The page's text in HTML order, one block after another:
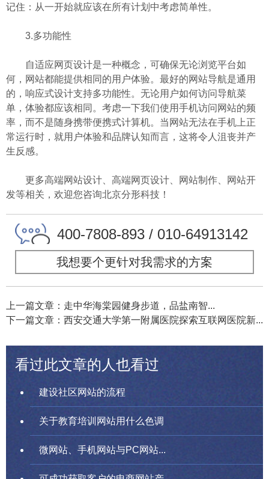
记住：从一开始就应该在所有计划中考虑简单性。
3.多功能性
自适应网页设计是一种概念，可确保无论浏览平台如
何，网站都能提供相同的用户体验。最好的网站导航是通用
的，响应式设计支持多功能性。无论用户如何访问导航菜
单，体验都应该相同。考虑一下我们使用手机访问网站的频
率，而不是随身携带便携式计算机。当网站无法在手机上正
常运行时，就用户体验和品牌认知而言，这将令人沮丧并产
生反感。
更多高端网站设计、高端网页设计、网站制作、网站开
发等相关，欢迎您咨询北京分形科技！
400-7808-893 / 010-64913142
我想要个更针对我需求的方案
上一篇文章：走中华海棠园健身步道，品盐南智...
下一篇文章：西安交通大学第一附属医院探索互联网医院新...
看过此文章的人也看过
建设社区网站的流程
关于教育培训网站用什么色调
微网站、手机网站与PC网站...